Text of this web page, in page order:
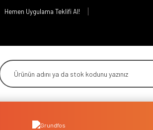
Hemen Uygulama Teklifi Al!